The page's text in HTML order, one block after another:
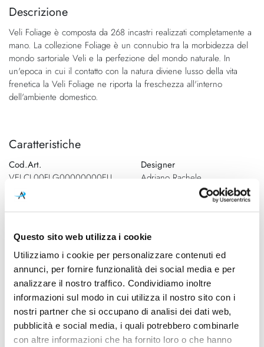
Questo sito web utilizza i cookie
Utilizziamo i cookie per personalizzare contenuti ed
annunci, per fornire funzionalità dei social media e per
analizzare il nostro traffico. Condividiamo inoltre
informazioni sul modo in cui utilizza il nostro sito con i
nostri partner che si occupano di analisi dei dati web,
pubblicità e social media, i quali potrebbero combinarle
con altre informazioni che ha fornito loro o che hanno
fine
galleria
di
immagini
della
di
immagini
Descrizione
Veli Foliage è composta da 268 incastri realizzati completamente a
mano. La collezione Foliage è un connubio tra la morbidezza del
mondo sartoriale Veli e la perfezione del mondo naturale. In
un'epoca in cui il contatto con la natura diviene lusso della vita
frenetica la Veli Foliage ne riporta la freschezza all'interno
dell'ambiente domestico.
Caratteristiche
Cod.Art.
VELCL00FLG00000000EU
Designer
Adriano Rachele
Dimensioni
750mm - H 220mm
Sorgente luminosa
Led
Potenza e attacco
3x 12W - E27
Lampadina
Esclusa
Dimmerazione
On/Off
Classe energetica
A++, A+, A
Ean
8024727084459